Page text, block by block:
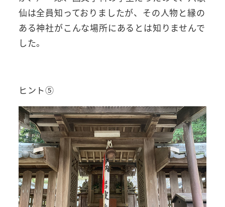
仙は全員知っておりましたが、その人物と縁の
ある神社がこんな場所にあるとは知りませんで
した。
ヒント⑤